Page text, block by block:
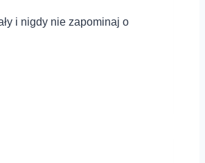
i nigdy nie zapominaj o